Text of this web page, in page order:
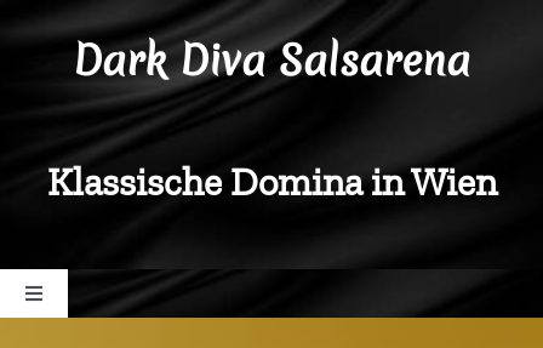
springenDark Diva Salsarena
Klassische Domina in Wien
Toggle